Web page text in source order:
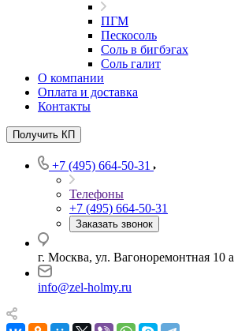
ПГМ
Пескосоль
Соль в бигбэгах
Соль галит
О компании
Оплата и доставка
Контакты
Получить КП
+7 (495) 664-50-31
Телефоны
+7 (495) 664-50-31
Заказать звонок
г. Москва, ул. Вагоноремонтная 10 а
info@zel-holmy.ru